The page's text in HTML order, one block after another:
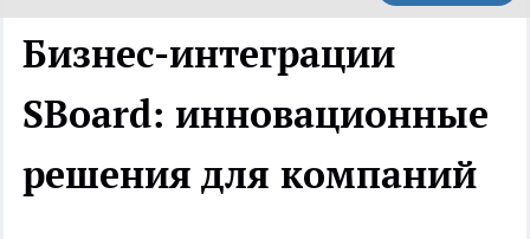
Бизнес-интеграции
SBoard: инновационные
решения для компаний